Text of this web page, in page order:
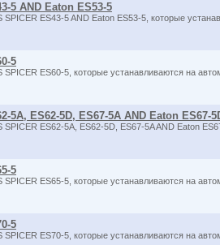
5 AND Eaton ES53-5
ES43-5 AND Eaton ES53-5, которые
5
ES60-5, которые устанавливаются на
5A, ES62-5D, ES67-5A AND Eaton ES67-
ES62-5A, ES62-5D, ES67-5A AND Eaton
5
ES65-5, которые устанавливаются на
5
ES70-5, которые устанавливаются на